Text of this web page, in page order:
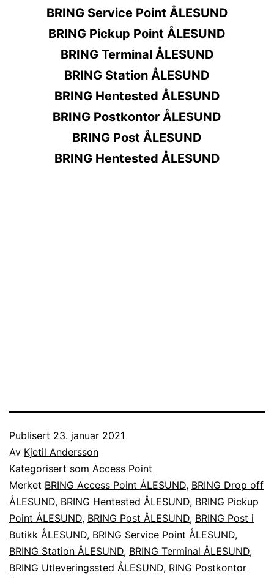
BRING Service Point ÅLESUND
BRING Pickup Point ÅLESUND
BRING Terminal ÅLESUND
BRING Station ÅLESUND
BRING Hentested ÅLESUND
BRING Postkontor ÅLESUND
BRING Post ÅLESUND
BRING Hentested ÅLESUND
Publisert 23. januar 2021
Av Kjetil Andersson
Kategorisert som Access Point
Merket BRING Access Point ÅLESUND, BRING Drop off
ÅLESUND, BRING Hentested ÅLESUND, BRING Pickup
Point ÅLESUND, BRING Post ÅLESUND, BRING Post i
Butikk ÅLESUND, BRING Service Point ÅLESUND,
BRING Station ÅLESUND, BRING Terminal ÅLESUND,
BRING Utleveringssted ÅLESUND, RING Postkontor